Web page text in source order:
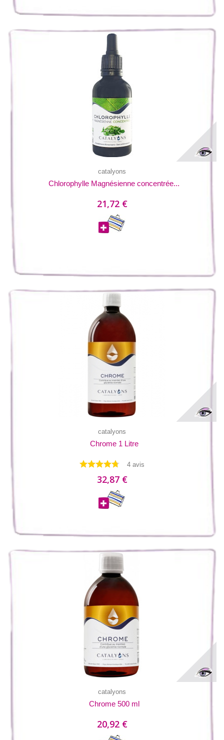
catalyons
Chlorophylle Magnésienne concentrée...
21,72 €
catalyons
Chrome 1 Litre
4 avis
32,87 €
catalyons
Chrome 500 ml
20,92 €